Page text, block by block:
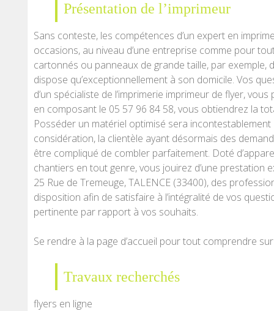
Présentation de l’imprimeur
Sans conteste, les compétences d’un expert en
occasions, au niveau d’une entreprise comme pour
cartonnés ou panneaux de grande taille, par
dispose qu’exceptionnellement à son domicile. Vos
d’un spécialiste de l’imprimerie imprimeur de flyer,
en composant le 05 57 96 84 58, vous obtiendrez la
Posséder un matériel optimisé sera
considération, la clientèle ayant désormais des
être compliqué de combler parfaitement. Doté
chantiers en tout genre, vous jouirez d’une prestation
25 Rue de Tremeuge, TALENCE (33400), des
disposition afin de satisfaire à l’intégralité de vos
pertinente par rapport à vos souhaits.
Se rendre à la page d’accueil pour tout comprendre
Travaux recherchés
flyers en ligne